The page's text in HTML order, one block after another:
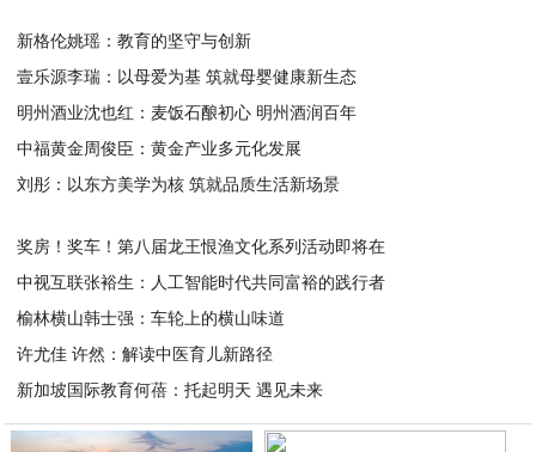
新格伦姚瑶：教育的坚守与创新
壹乐源李瑞：以母爱为基 筑就母婴健康新生态
明州酒业沈也红：麦饭石酿初心 明州酒润百年
中福黄金周俊臣：黄金产业多元化发展
刘彤：以东方美学为核 筑就品质生活新场景
奖房！奖车！第八届龙王恨渔文化系列活动即将在
中视互联张裕生：人工智能时代共同富裕的践行者
榆林横山韩士强：车轮上的横山味道
许尤佳 许然：解读中医育儿新路径
新加坡国际教育何蓓：托起明天 遇见未来
2026-04-24